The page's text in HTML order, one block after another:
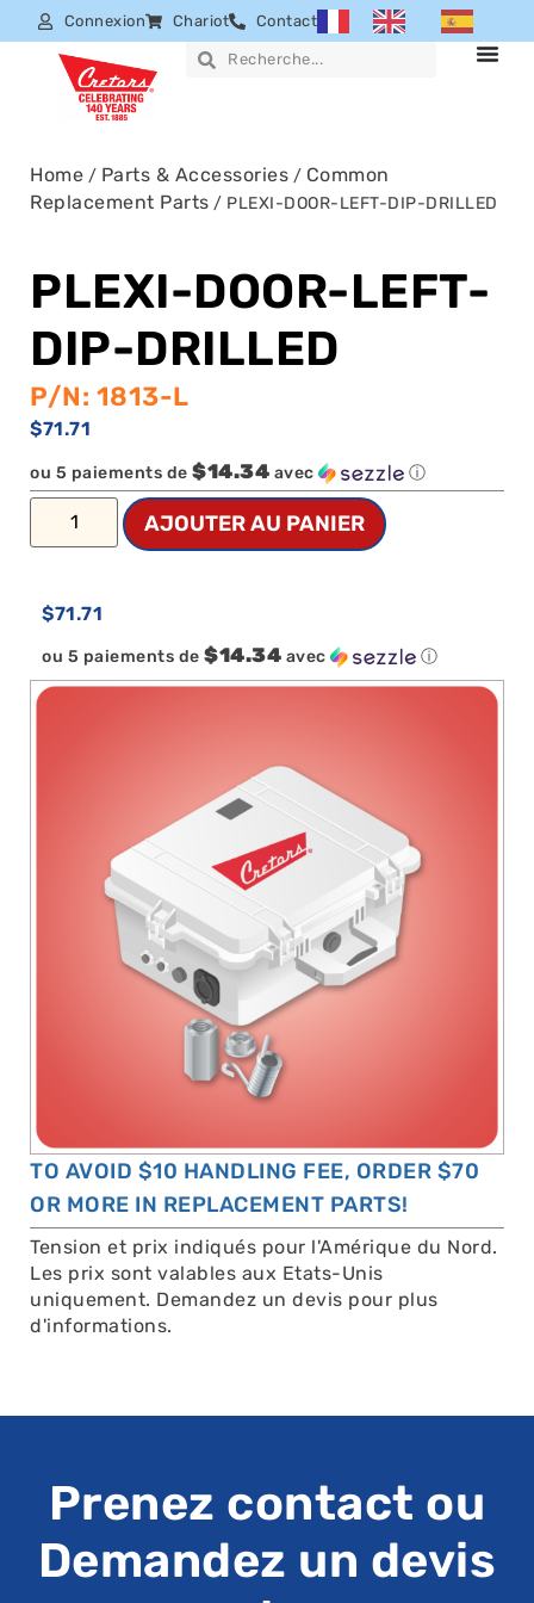
Connexion Chariot Contact
Home / Parts & Accessories / Common
Replacement Parts / PLEXI-DOOR-LEFT-DIP-DRILLED
TO AVOID $10 HANDLING FEE, ORDER $70
OR MORE IN REPLACEMENT PARTS!
Tension et prix indiqués pour l'Amérique du Nord.
Les prix sont valables aux Etats-Unis
uniquement. Demandez un devis pour plus
d'informations.
PLEXI-DOOR-LEFT-
DIP-DRILLED
P/N: 1813-L
$71.71
ou 5 paiements de $14.34 avec ⓘ
AJOUTER AU PANIER
$71.71
ou 5 paiements de $14.34 avec ⓘ
Prenez contact ou
Demandez un devis